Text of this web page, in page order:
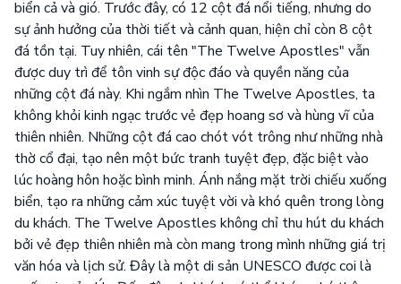
biển cả và gió. Trước đây, có 12 cột đá nổi tiếng, nhưng do
sự ảnh hưởng của thời tiết và cảnh quan, hiện chỉ còn 8 cột
đá tồn tại. Tuy nhiên, cái tên "The Twelve Apostles" vẫn
được duy trì để tôn vinh sự độc đáo và quyền năng của
những cột đá này. Khi ngắm nhìn The Twelve Apostles, ta
không khỏi kinh ngạc trước vẻ đẹp hoang sơ và hùng vĩ của
thiên nhiên. Những cột đá cao chót vót trông như những nhà
thờ cổ đại, tạo nên một bức tranh tuyệt đẹp, đặc biệt vào
lúc hoàng hôn hoặc bình minh. Ánh nắng mặt trời chiếu xuống
biển, tạo ra những cảm xúc tuyệt vời và khó quên trong lòng
du khách. The Twelve Apostles không chỉ thu hút du khách
bởi vẻ đẹp thiên nhiên mà còn mang trong mình những giá trị
văn hóa và lịch sử. Đây là một di sản UNESCO được coi là